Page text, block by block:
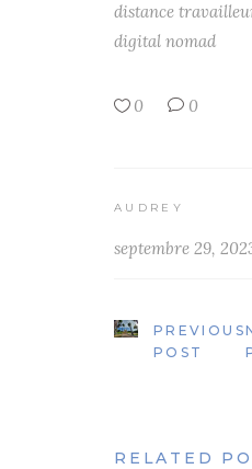
distance
digital nomad
0 0
AUDREY
septembre 29,
PREVIOUS
POST
RELATED